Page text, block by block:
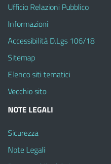
Ufficio Relazioni Pubblico
Informazioni
Accessibilità D.Lgs 106/18
Sitemap
Elenco siti tematici
Vecchio sito
NOTE LEGALI
Sicurezza
Note Legali